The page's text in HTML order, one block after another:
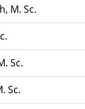
M. Sc.
Sc.
Sc.